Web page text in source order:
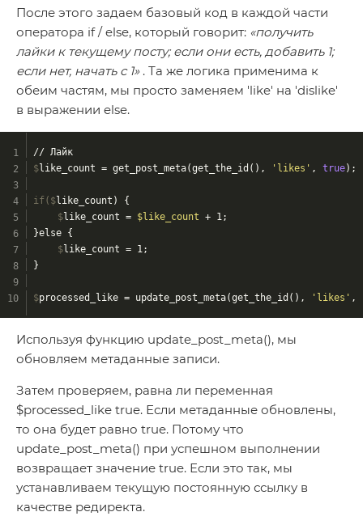
После этого задаем базовый код в каждой части
оператора if / else, который говорит: «получить
лайки к текущему посту; если они есть, добавить 1;
если нет, начать с 1». Та же логика применима к
обеим частям, мы просто заменяем 'like' на 'dislike'
в выражении else.
// Лайк
$like_count = get_post_meta(get_the_id(), 'likes' , true);
if($like_count) {
	$
like_count = $like_count + 1;
}else {
	$
like_count = 1;
}
$processed_like = update_post_meta(get_the_id(), 'likes' ,
Используя функцию update_post_meta(), мы
обновляем метаданные записи.
Затем проверяем, равна ли переменная
$processed_like true. Если метаданные обновлены,
то она будет равно true. Потому что
update_post_meta() при успешном выполнении
возвращает значение true. Если это так, мы
устанавливаем текущую постоянную ссылку в
качестве редиректа.